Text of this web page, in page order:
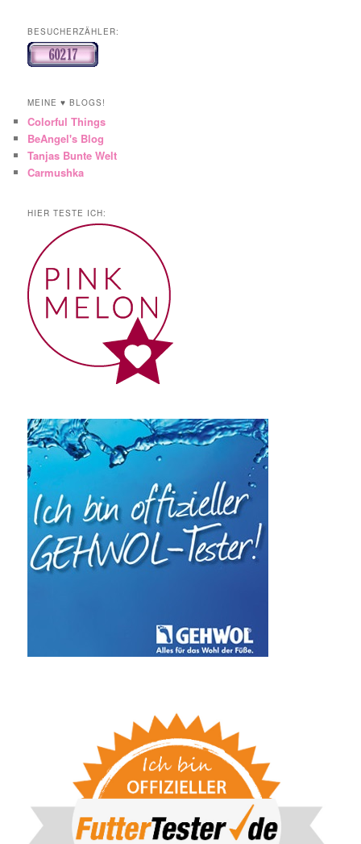
BESUCHERZÄHLER:
MEINE ♥ BLOGS!
Colorful Things
BeAngel's Blog
Tanjas Bunte Welt
Carmushka
HIER TESTE ICH: